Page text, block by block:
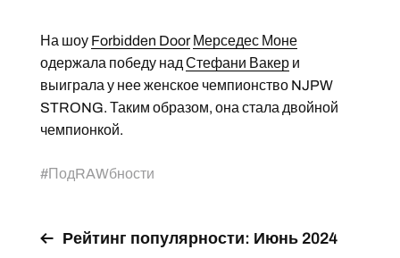
На шоу Forbidden Door Мерседес Моне
одержала победу над Стефани Вакери
выиграла у нее женское чемпионство NJPW
STRONG. Таким образом, она стала двойной
чемпионкой.
#ПодRAWбности
Рейтинг популярности: Июнь 2024